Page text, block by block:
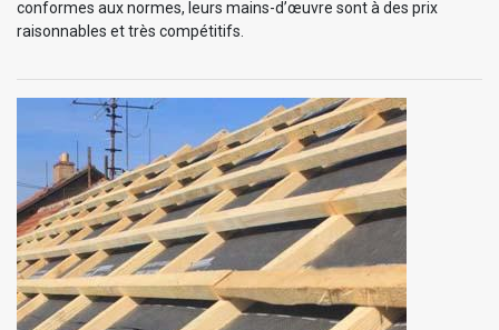
conformes aux normes, leurs mains-d’œuvre sont à des prix
raisonnables et très compétitifs.